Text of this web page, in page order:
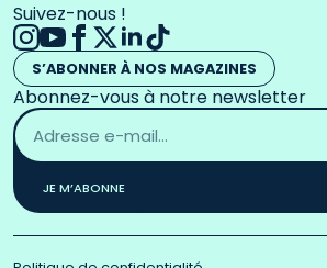
Suivez-nous !
S’ABONNER À NOS MAGAZINES
Abonnez-vous à notre newsletter
Adresse
email
*
JE M’ABONNE